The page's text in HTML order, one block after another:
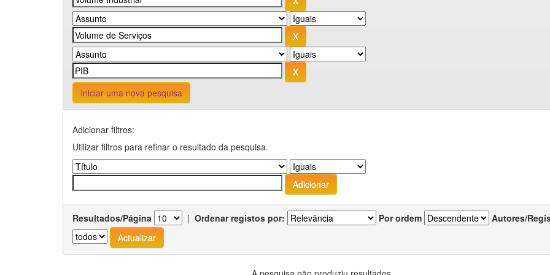
Iniciar uma nova pesquisa
Adicionar filtros:
Utilizar filtros para refinar o resultado da pesquisa.
Resultados/Página | Ordenar registos por: Por ordem Autores/